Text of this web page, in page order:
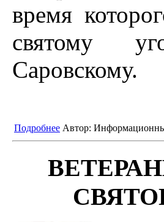
время
святому
Саровскому.
Подробнее Автор: